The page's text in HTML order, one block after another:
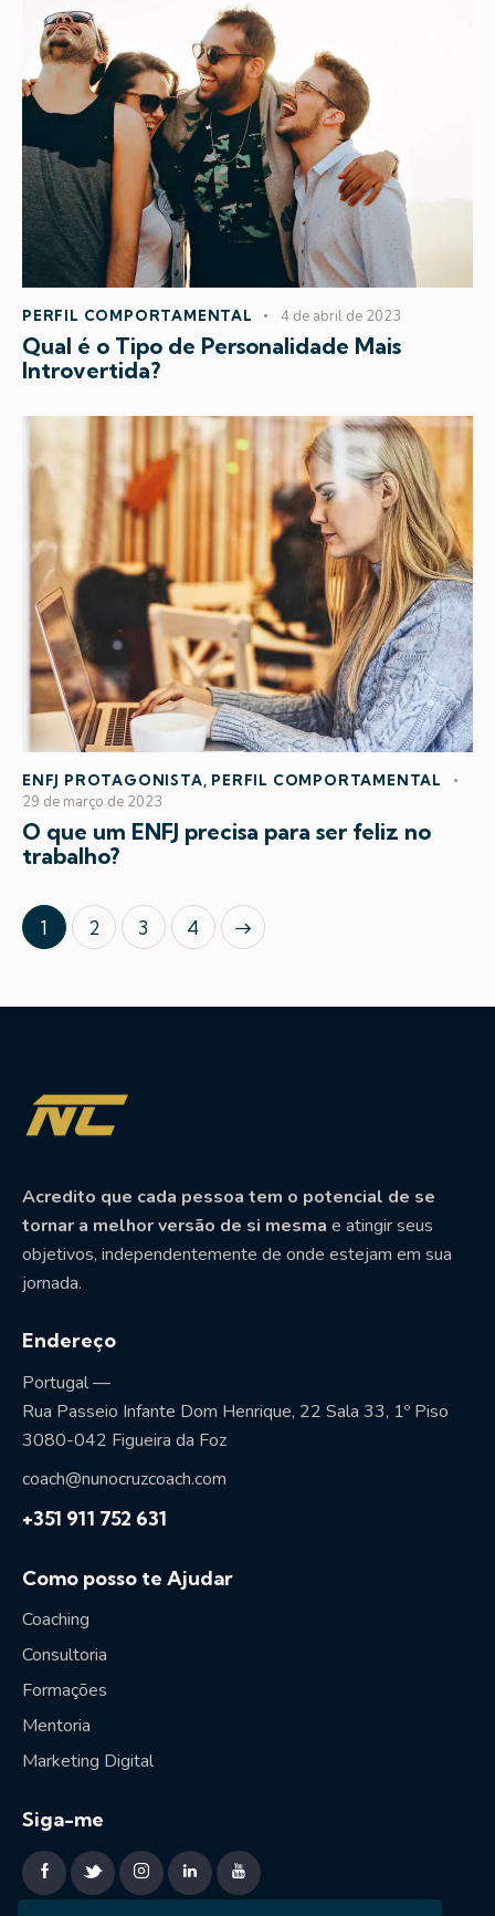
PERFIL COMPORTAMENTAL 4 de abril de 2023
Qual é o Tipo de Personalidade Mais
Introvertida?
ENFJ PROTAGONISTA, PERFIL COMPORTAMENTAL
29 de março de 2023
O que um ENFJ precisa para ser feliz no
trabalho?
1 2 3 4
Acredito que cada pessoa tem o potencial de se
tornar a melhor versão de si mesma e atingir seus
objetivos, independentemente de onde estejam em sua
jornada.
Endereço
Portugal —
Rua Passeio Infante Dom Henrique, 22 Sala 33, 1º Piso
3080-042 Figueira da Foz
coach@nunocruzcoach.com
+351 911 752 631
Como posso te Ajudar
Coaching
Consultoria
Formações
Mentoria
Marketing Digital
Siga-me